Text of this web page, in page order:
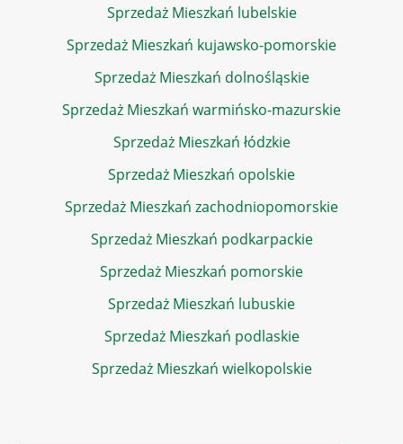
Sprzedaż Mieszkań lubelskie
Sprzedaż Mieszkań kujawsko-pomorskie
Sprzedaż Mieszkań dolnośląskie
Sprzedaż Mieszkań warmińsko-mazurskie
Sprzedaż Mieszkań łódzkie
Sprzedaż Mieszkań opolskie
Sprzedaż Mieszkań zachodniopomorskie
Sprzedaż Mieszkań podkarpackie
Sprzedaż Mieszkań pomorskie
Sprzedaż Mieszkań lubuskie
Sprzedaż Mieszkań podlaskie
Sprzedaż Mieszkań wielkopolskie